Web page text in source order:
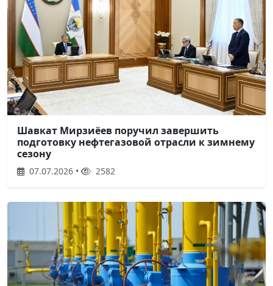
Шавкат Мирзиёев поручил завершить
подготовку нефтегазовой отрасли к зимнему
сезону
07.07.2026 • 2582